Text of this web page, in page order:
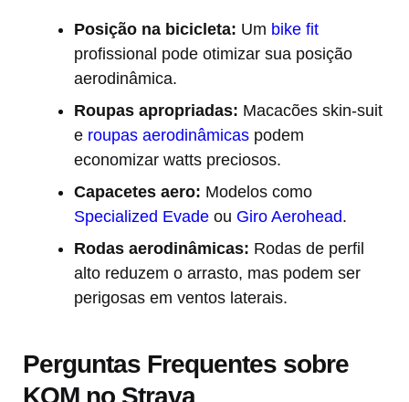
Posição na bicicleta: Um bike fit
profissional pode otimizar sua posição
aerodinâmica.
Roupas apropriadas: Macacões skin-suit
e roupas aerodinâmicas podem
economizar watts preciosos.
Capacetes aero: Modelos como
Specialized Evade ou Giro Aerohead.
Rodas aerodinâmicas: Rodas de perfil
alto reduzem o arrasto, mas podem ser
perigosas em ventos laterais.
Perguntas Frequentes sobre
KOM no Strava